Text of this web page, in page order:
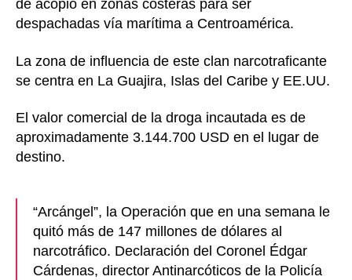
de acopio en zonas costeras para ser
despachadas vía marítima a Centroamérica.
La zona de influencia de este clan narcotraficante
se centra en La Guajira, Islas del Caribe y EE.UU.
El valor comercial de la droga incautada es de
aproximadamente 3.144.700 USD en el lugar de
destino.
“Arcángel”, la Operación que en una semana le
quitó más de 147 millones de dólares al
narcotráfico. Declaración del Coronel Édgar
Cárdenas, director Antinarcóticos de la Policía